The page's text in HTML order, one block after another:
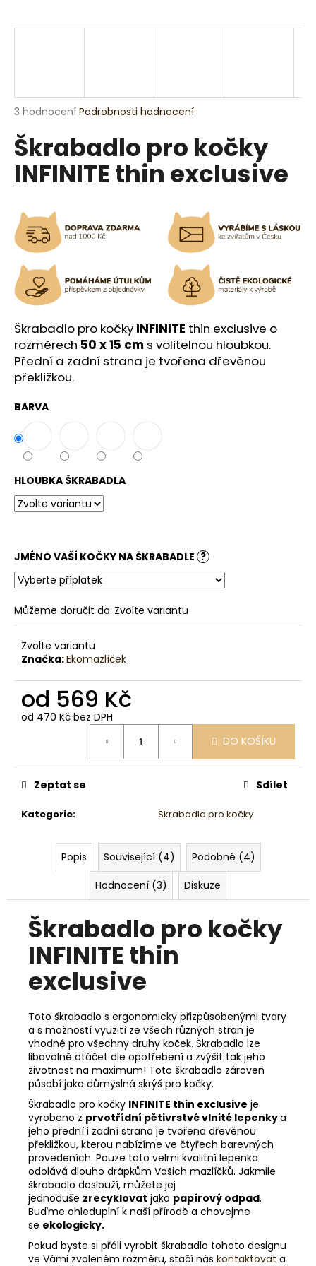
Průměrné
produktu
je
5,0
3 hodnocení Podrobnosti hodnocení
Škrabadlo pro kočky
INFINITE thin exclusive
Škrabadlo pro kočky INFINITE thin exclusive o
rozměrech 50 x 15 cm s volitelnou hloubkou.
Přední a zadní strana je tvořena dřevěnou
překližkou.
BARVA
HLOUBKA ŠKRABADLA
JMÉNO VAŠÍ KOČKY NA ŠKRABADLE ?
Můžeme doručit do: Zvolte variantu
Zvolte variantu
Značka:Ekomazlíček
od 569 Kč
od 470 Kč bez DPH
DO KOŠÍKU
Kategorie: Škrabadla pro kočky
Zeptat se Sdílet
Popis Související (4)
Podobné (4)
Hodnocení (3)
Diskuze
Škrabadlo pro kočky
INFINITE thin
exclusive
Toto škrabadlo s ergonomicky přizpůsobenými tvary
a s možností využití ze všech různých stran je
vhodné pro všechny druhy koček. Škrabadlo lze
libovolně otáčet dle opotřebení a zvýšit tak jeho
životnost na maximum! Toto škrabadlo zároveň
působí jako důmyslná skrýš pro kočky.
Škrabadlo pro kočky INFINITE thin exclusive je
vyrobeno z prvotřídní pětivrstvé vlnité lepenkya
jeho přední i zadní strana je tvořena dřevěnou
překližkou, kterou nabízíme ve čtyřech barevných
provedeních. Pouze tato velmi kvalitní lepenka
odolává dlouho drápkům Vašich mazlíčků. Jakmile
škrabadlo doslouží, můžete jej
jednoduše zrecyklovat jako papírový odpad.
Buďme ohleduplní k naší přírodě a chovejme
se ekologicky.
Pokud byste si přáli vyrobit škrabadlo tohoto designu
ve Vámi zvoleném rozměru, stačí nás kontaktovat a
j
?
HLEDAT
D
o
p
o
r
u
č
u
j
e
m